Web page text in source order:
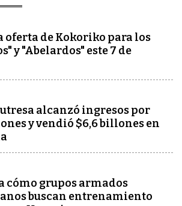
oferta de Kokoriko para los
y "Abelardos" este 7 de
alcanzó ingresos por
y vendió $6,6 billones en
cómo grupos armados
buscan entrenamiento